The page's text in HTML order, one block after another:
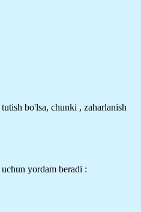
bo'lsa, chunki , zaharlanish
yordam beradi :